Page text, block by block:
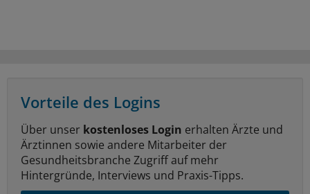
Vorteile des Logins
Über unser kostenloses Login erhalten Ärzte und
Ärztinnen sowie andere Mitarbeiter der
Gesundheitsbranche Zugriff auf mehr
Hintergründe, Interviews und Praxis-Tipps.